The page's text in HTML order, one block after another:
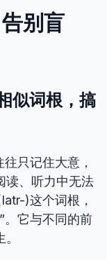
别盲
似词根，搞
只记住大意，
读、听力中无法
)这个词根，
”。它与不同的前